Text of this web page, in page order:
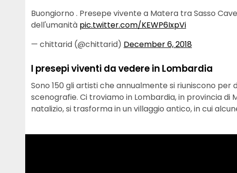
Buongiorno . Presepe vivente a Matera tra Sasso
dell'umanità pic.twitter.com/KEWP6IxpVi
— chittarid (@chittarid) December 6, 2018
I presepi viventi da vedere in Lombardia
Sono 150 gli artisti che annualmente si riuniscono
scenografie. Ci troviamo in Lombardia, in provincia di
natalizio, si trasforma in un villaggio antico, in cui